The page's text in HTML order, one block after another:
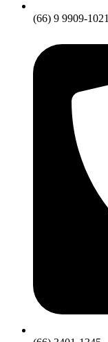
(66) 9 9909-1021